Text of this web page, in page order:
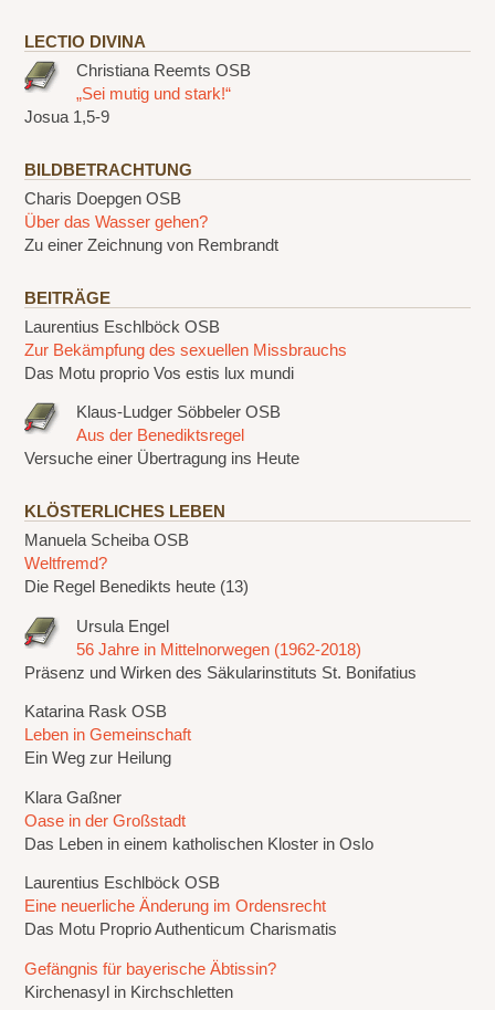
LECTIO DIVINA
Christiana Reemts OSB
„Sei mutig und stark!“
Josua 1,5-9
BILDBETRACHTUNG
Charis Doepgen OSB
Über das Wasser gehen?
Zu einer Zeichnung von Rembrandt
BEITRÄGE
Laurentius Eschlböck OSB
Zur Bekämpfung des sexuellen Missbrauchs
Das Motu proprio Vos estis lux mundi
Klaus-Ludger Söbbeler OSB
Aus der Benediktsregel
Versuche einer Übertragung ins Heute
KLÖSTERLICHES LEBEN
Manuela Scheiba OSB
Weltfremd?
Die Regel Benedikts heute (13)
Ursula Engel
56 Jahre in Mittelnorwegen (1962-2018)
Präsenz und Wirken des Säkularinstituts St. Bonifatius
Katarina Rask OSB
Leben in Gemeinschaft
Ein Weg zur Heilung
Klara Gaßner
Oase in der Großstadt
Das Leben in einem katholischen Kloster in Oslo
Laurentius Eschlböck OSB
Eine neuerliche Änderung im Ordensrecht
Das Motu Proprio Authenticum Charismatis
Gefängnis für bayerische Äbtissin?
Kirchenasyl in Kirchschletten